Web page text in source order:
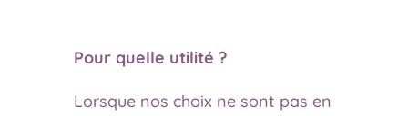
Pour quelle utilité ?
Lorsque nos choix ne sont pas en